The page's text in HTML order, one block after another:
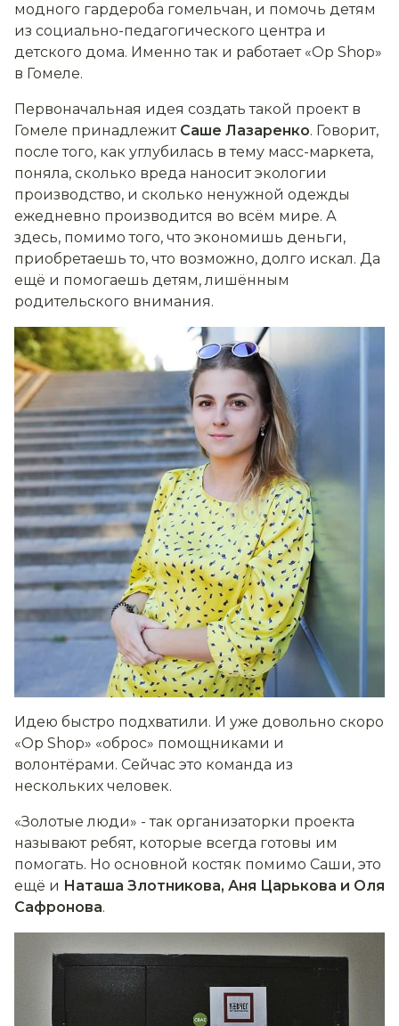
модного гардероба гомельчан, и помочь детям
из социально-педагогического центра и
детского дома. Именно так и работает «Op Shop»
в Гомеле.
Первоначальная идея создать такой проект в
Гомеле принадлежит Саше Лазаренко. Говорит,
после того, как углубилась в тему масс-маркета,
поняла, сколько вреда наносит экологии
производство, и сколько ненужной одежды
ежедневно производится во всём мире. А
здесь, помимо того, что экономишь деньги,
приобретаешь то, что возможно, долго искал. Да
ещё и помогаешь детям, лишённым
родительского внимания.
Идею быстро подхватили. И уже довольно скоро
«Op Shop» «оброс» помощниками и
волонтёрами. Сейчас это команда из
нескольких человек.
«Золотые люди» - так организаторки проекта
называют ребят, которые всегда готовы им
помогать. Но основной костяк помимо Саши, это
ещё и Наташа Злотникова, Аня Царькова и Оля
Сафронова.